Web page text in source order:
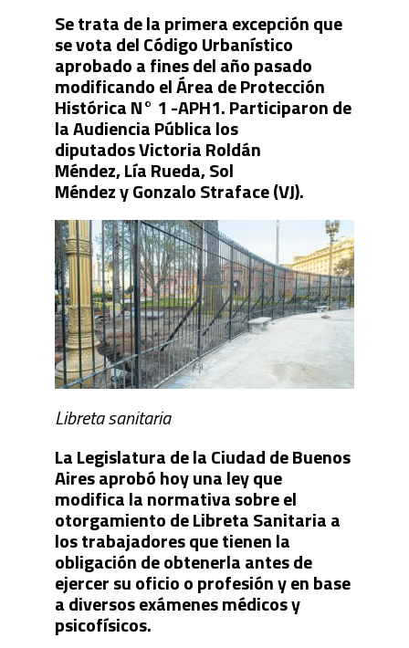
Se trata de la primera excepción que
se vota del Código Urbanístico
aprobado a fines del año pasado
modificando el Área de Protección
Histórica N° 1 -APH1. Participaron de
la Audiencia Pública los
diputados Victoria Roldán
Méndez, Lía Rueda, Sol
Méndez y Gonzalo Straface (VJ).
Libreta sanitaria
La Legislatura de la Ciudad de Buenos
Aires aprobó hoy una ley que
modifica la normativa sobre el
otorgamiento de Libreta Sanitaria a
los trabajadores que tienen la
obligación de obtenerla antes de
ejercer su oficio o profesión y en base
a diversos exámenes médicos y
psicofísicos.